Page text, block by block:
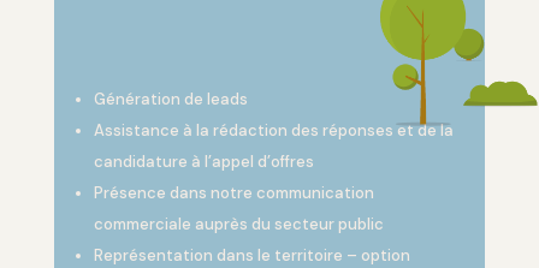
Génération de leads
Assistance à la rédaction des réponses et de la
candidature à l’appel d’offres
Présence dans notre communication
commerciale auprès du secteur public
Représentation dans le territoire – option